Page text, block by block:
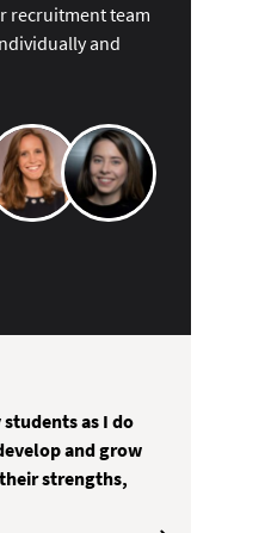
recruitment team
and
as I do
and grow
strengths,